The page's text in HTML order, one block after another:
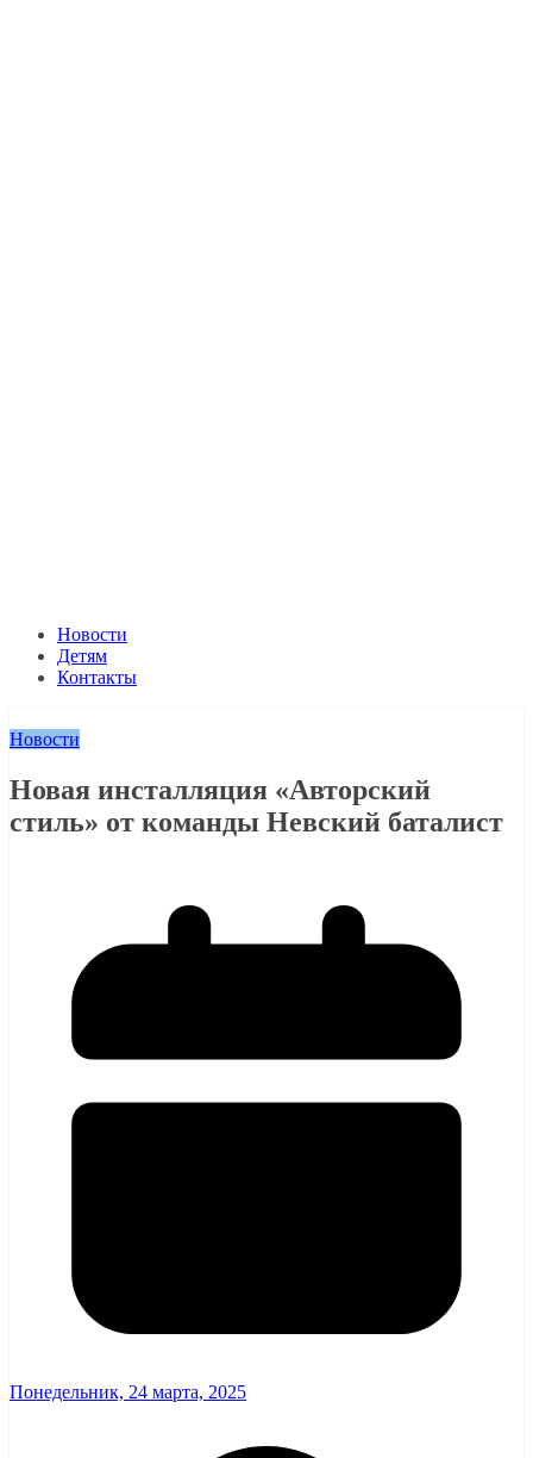
Новости
Детям
Контакты
Новости
Новая инсталляция «Авторский
стиль» от команды Невский баталист
Понедельник, 24 марта, 2025